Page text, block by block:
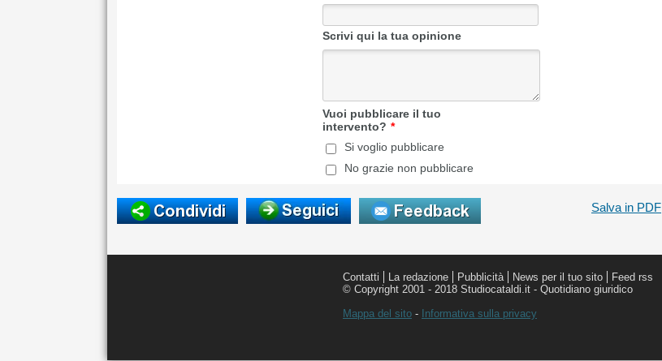
Salva in PDF
Contatti La redazione Pubblicità News per il tuo sito
Feed rss
© Copyright 2001 - 2018 Studiocataldi.it - Quotidiano giuridico
Mappa del sito - Informativa sulla privacy